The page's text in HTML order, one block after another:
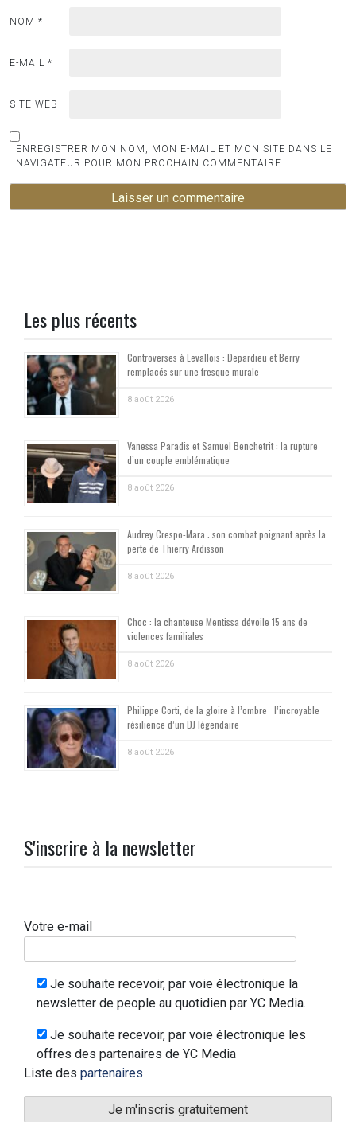
NOM *
E-MAIL *
SITE WEB
ENREGISTRER MON NOM, MON E-MAIL ET MON SITE DANS LE
NAVIGATEUR POUR MON PROCHAIN COMMENTAIRE.
Les plus récents
Controverses à Levallois : Depardieu et Berry
remplacés sur une fresque murale
8 août 2026
Vanessa Paradis et Samuel Benchetrit : la rupture
d’un couple emblématique
8 août 2026
Audrey Crespo-Mara : son combat poignant après la
perte de Thierry Ardisson
8 août 2026
Choc : la chanteuse Mentissa dévoile 15 ans de
violences familiales
8 août 2026
Philippe Corti, de la gloire à l’ombre : l’incroyable
résilience d’un DJ légendaire
8 août 2026
S'inscrire à la newsletter
Votre e-mail
Je souhaite recevoir, par voie électronique la
newsletter de people au quotidien par YC Media.
Je souhaite recevoir, par voie électronique les
offres des partenaires de YC Media
Liste des partenaires